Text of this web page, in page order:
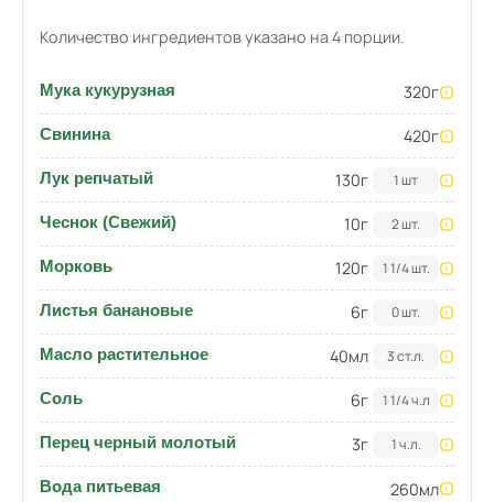
Количество ингредиентов указано на 4 порции.
Мука кукурузная 320г
Свинина 420г
Лук репчатый 130г 1 шт
Чеснок (Свежий) 10г 2 шт.
Морковь 120г 1 1/4 шт.
Листья банановые 6г 0 шт.
Масло растительное 40мл 3 ст.л.
Соль 6г 1 1/4 ч.л
Перец черный молотый 3г 1 ч.л.
Вода питьевая 260мл